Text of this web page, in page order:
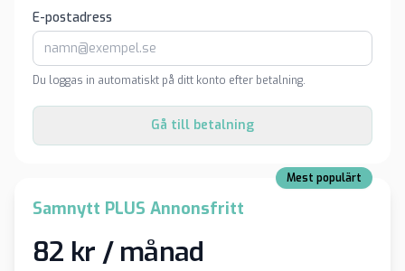
E-postadress
Du loggas in automatiskt på ditt konto efter betalning.
Gå till betalning
Mest populärt
Samnytt PLUS Annonsfritt
82 kr / månad